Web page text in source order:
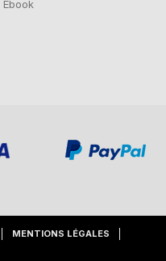
Ebook
MENTIONS LÉGALES